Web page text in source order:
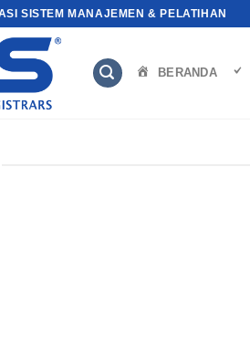
SISTEM MANAJEMEN & PELATIHAN
BERANDA